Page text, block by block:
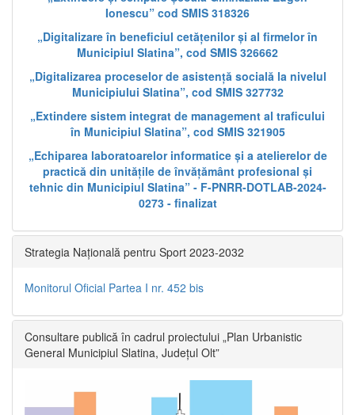
Ionescu” cod SMIS 318326
„Digitalizare în beneficiul cetățenilor și al firmelor în
Municipiul Slatina”, cod SMIS 326662
„Digitalizarea proceselor de asistență socială la nivelul
Municipiului Slatina”, cod SMIS 327732
„Extindere sistem integrat de management al traficului
în Municipiul Slatina”, cod SMIS 321905
„Echiparea laboratoarelor informatice și a atelierelor de
practică din unitățile de învățământ profesional și
tehnic din Municipiul Slatina” - F-PNRR-DOTLAB-2024-
0273 - finalizat
Strategia Națională pentru Sport 2023-2032
Monitorul Oficial Partea I nr. 452 bis
Consultare publică în cadrul proiectului „Plan Urbanistic
General Municipiul Slatina, Județul Olt”